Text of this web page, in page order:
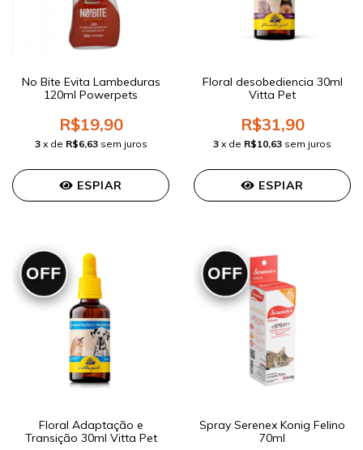
No Bite Evita Lambeduras
120ml Powerpets
R$19,90
3 x de R$6,63 sem juros
ESPIAR
Floral desobediencia 30ml
Vitta Pet
R$31,90
3 x de R$10,63 sem juros
ESPIAR
OFF
Floral Adaptação e
Transição 30ml Vitta Pet
OFF
Spray Serenex Konig Felino
70ml